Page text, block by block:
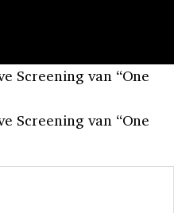
Screening van “One
Screening van “One